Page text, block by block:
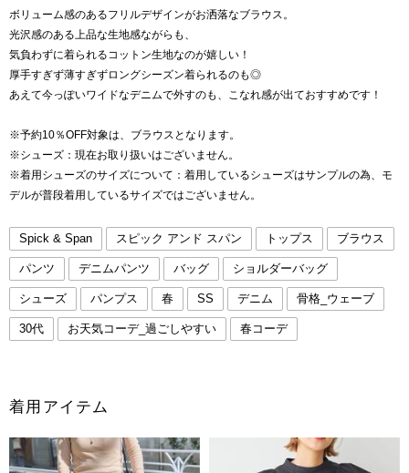
ボリューム感のあるフリルデザインがお洒落なブラウス。
光沢感のある上品な生地感ながらも、
気負わずに着られるコットン生地なのが嬉しい！
厚手すぎず薄すぎずロングシーズン着られるのも◎
あえて今っぽいワイドなデニムで外すのも、こなれ感が出ておすすめです！
※予約10％OFF対象は、ブラウスとなります。
※シューズ：現在お取り扱いはございません。
※着用シューズのサイズについて：着用しているシューズはサンプルの為、モ
デルが普段着用しているサイズではございません。
Spick & Span スピック アンド スパン トップス ブラウス
パンツ デニムパンツ バッグ ショルダーバッグ
シューズ パンプス 春 SS デニム 骨格_ウェーブ
30代 お天気コーデ_過ごしやすい 春コーデ
着用アイテム